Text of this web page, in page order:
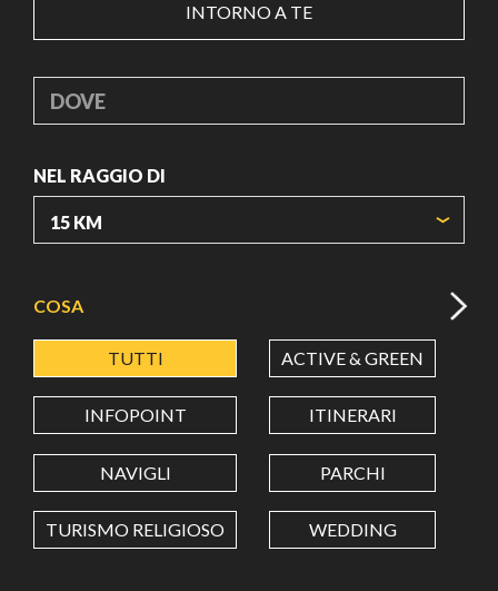
INTORNO A TE
DOVE
NEL RAGGIO DI
LATITUDINE
LONGITUDINE
Value in decimal degrees. Use dot (.) as decimal separator.
COSA
TUTTI ACTIVE & GREEN
INFOPOINT ITINERARI
NAVIGLI PARCHI
TURISMO RELIGIOSO WEDDING